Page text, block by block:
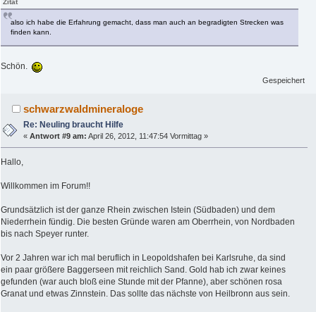
Zitat
also ich habe die Erfahrung gemacht, dass man auch an begradigten Strecken was
finden kann.
Schön.
Gespeichert
schwarzwaldmineraloge
Re: Neuling braucht Hilfe
«Antwort #9 am: April 26, 2012, 11:47:54 Vormittag »
Hallo,
Willkommen im Forum!!
Grundsätzlich ist der ganze Rhein zwischen Istein (Südbaden) und dem
Niederrhein fündig. Die besten Gründe waren am Oberrhein, von Nordbaden
bis nach Speyer runter.
Vor 2 Jahren war ich mal beruflich in Leopoldshafen bei Karlsruhe, da sind
ein paar größere Baggerseen mit reichlich Sand. Gold hab ich zwar keines
gefunden (war auch bloß eine Stunde mit der Pfanne), aber schönen rosa
Granat und etwas Zinnstein. Das sollte das nächste von Heilbronn aus sein.